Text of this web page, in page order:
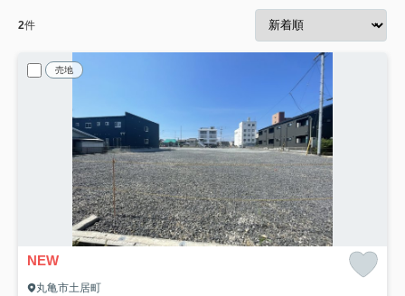
2件
売地
NEW
丸亀市土居町